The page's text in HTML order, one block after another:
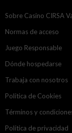
Sobre Casino CIRSA
Normas de acceso
Juego Responsable
Dónde hospedarse
Trabaja con nosotros
Política de Cookies
Términos y
Política de privacidad